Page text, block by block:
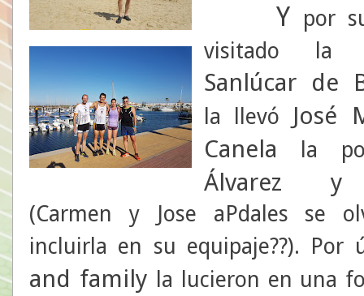
Y por
visitado la
Sanlúcar de
la llevó José
Canela la
Álvarez y
(Carmen y Jose aPdales se
incluirla en su equipaje??).
and family la lucieron en una